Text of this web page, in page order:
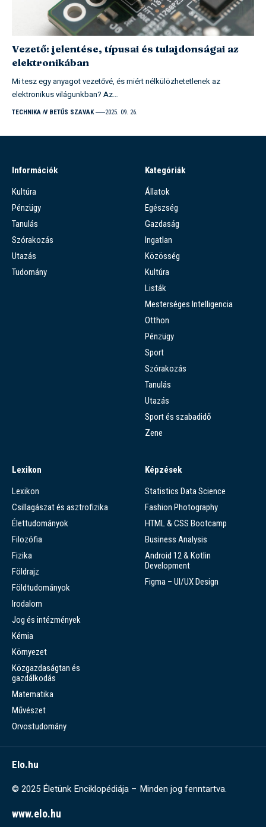
Vezető: jelentése, típusai és tulajdonságai az
elektronikában
Mi tesz egy anyagot vezetővé, és miért nélkülözhetetlenek az
elektronikus világunkban? Az…
TECHNIKA V BETŰS SZAVAK 2025. 09. 26.
Információk
Kultúra
Pénzügy
Tanulás
Szórakozás
Utazás
Tudomány
Kategóriák
Állatok
Egészség
Gazdaság
Ingatlan
Közösség
Kultúra
Listák
Mesterséges Intelligencia
Otthon
Pénzügy
Sport
Szórakozás
Tanulás
Utazás
Sport és szabadidő
Zene
Lexikon
Lexikon
Csillagászat és asztrofizika
Élettudományok
Filozófia
Fizika
Földrajz
Földtudományok
Irodalom
Jog és intézmények
Kémia
Környezet
Közgazdaságtan és
gazdálkodás
Matematika
Művészet
Orvostudomány
Képzések
Statistics Data Science
Fashion Photography
HTML & CSS Bootcamp
Business Analysis
Android 12 & Kotlin
Development
Figma – UI/UX Design
Elo.hu
© 2025 Életünk Enciklopédiája – Minden jog fenntartva.
www.elo.hu